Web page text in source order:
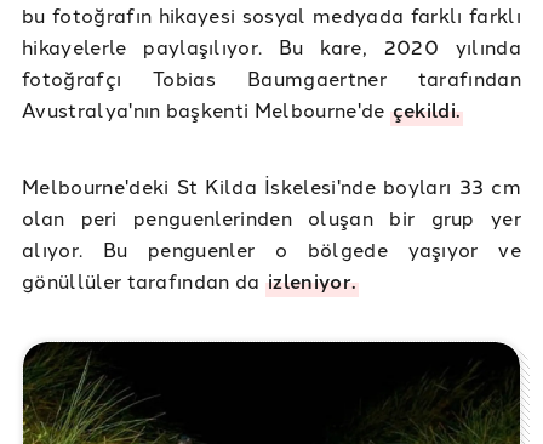
bu fotoğrafın hikayesi sosyal medyada farklı farklı
hikayelerle paylaşılıyor. Bu kare, 2020 yılında
fotoğrafçı Tobias Baumgaertner tarafından
Avustralya'nın başkenti Melbourne'de çekildi.
Melbourne'deki St Kilda İskelesi'nde boyları 33 cm
olan peri penguenlerinden oluşan bir grup yer
alıyor. Bu penguenler o bölgede yaşıyor ve
gönüllüler tarafından daizleniyor.